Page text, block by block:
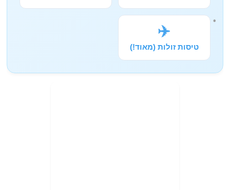
✈️
טיסות זולות (מאוד!)